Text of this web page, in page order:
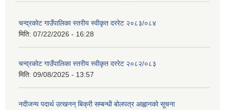
चन्द्रकोट गाउँपालिका स्तरीय स्वीकृत दररेट २०८३/०८४
मिति: 07/22/2026 - 16:28
चन्द्रकोट गाउँपालिका स्तरीय स्वीकृत दररेट २०८२/०८३
मिति: 09/08/2025 - 13:57
नदीजन्य पदार्थ उत्खनन् बिक्री सम्बन्धी बोलपत्र आह्वानको सूचना